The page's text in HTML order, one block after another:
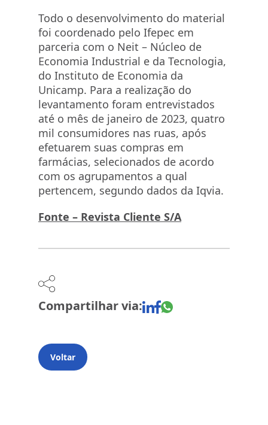
Todo o desenvolvimento do material
foi coordenado pelo Ifepec em
parceria com o Neit – Núcleo de
Economia Industrial e da Tecnologia,
do Instituto de Economia da
Unicamp. Para a realização do
levantamento foram entrevistados
até o mês de janeiro de 2023, quatro
mil consumidores nas ruas, após
efetuarem suas compras em
farmácias, selecionados de acordo
com os agrupamentos a qual
pertencem, segundo dados da Iqvia.
Fonte – Revista Cliente S/A
Compartilhar via:
Voltar